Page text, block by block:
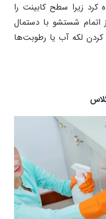
زیرا سطح کابینت را
شستشو با دستمال
لکه آب یا رطوبت‌ها